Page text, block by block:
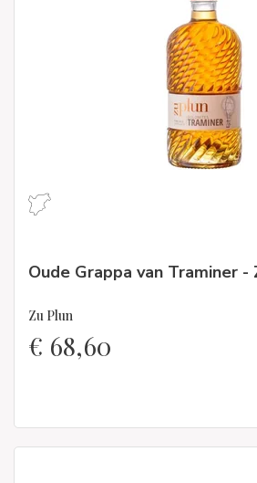
Oude Grappa van Traminer -
Zu Plun
€ 68,60